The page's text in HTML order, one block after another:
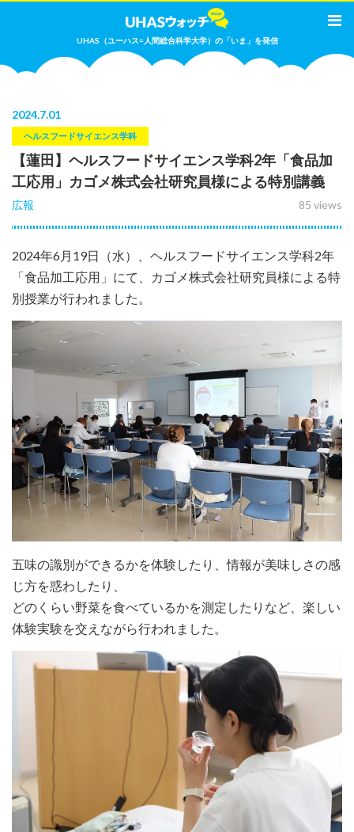
UHAS（ユーハス=人間総合科学大学）の「いま」を発信
2024.7.01
ヘルスフードサイエンス学科
【蓮田】ヘルスフードサイエンス学科2年「食品加
工応用」カゴメ株式会社研究員様による特別講義
85 views
広報
2024年6月19日（水）、ヘルスフードサイエンス学科2年
「食品加工応用」にて、カゴメ株式会社研究員様による特
別授業が行われました。
五味の識別ができるかを体験したり、情報が美味しさの感
じ方を惑わしたり、
どのくらい野菜を食べているかを測定したりなど、楽しい
体験実験を交えながら行われました。